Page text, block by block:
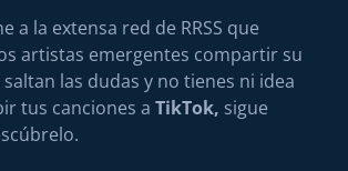
a la extensa red de RRSS que
artistas emergentes compartir su
saltan las dudas y no tienes ni idea
tus canciones a TikTok, sigue